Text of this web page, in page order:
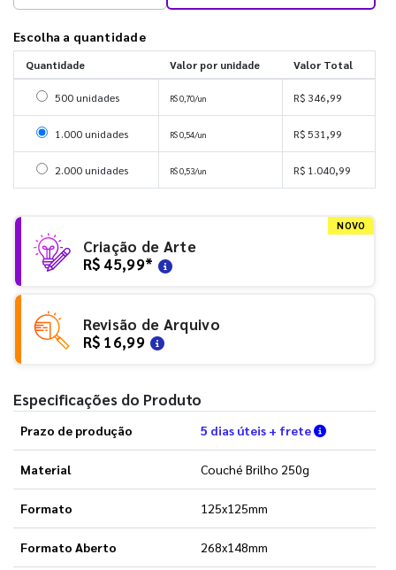
Escolha a quantidade
Quantidade Valor por unidade Valor Total
Selecionar 500 unidades
500 unidades R$ 0,70/un R$ 346,99
Selecionar 1000 unidades
1.000 unidades R$ 0,54/un R$ 531,99
Selecionar 2000 unidades
2.000 unidades R$ 0,53/un R$ 1.040,99
NOVO
Criação de Arte
R$ 45,99*
Revisão de Arquivo
R$ 16,99
Especificações do Produto
Prazo de produção 5 dias úteis + frete Verifique
Material Couché Brilho 250g
Formato 125x125mm
Formato Aberto 268x148mm